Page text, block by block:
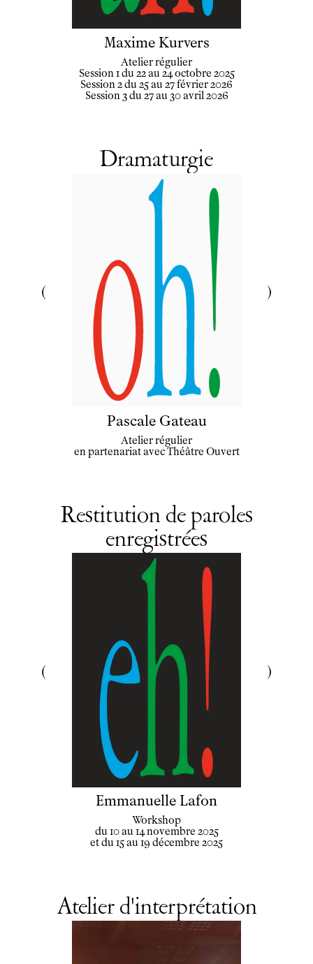
Maxime Kurvers
Atelier régulier
Session 1 du 22 au 24 octobre 2025
Session 2 du 25 au 27 février 2026
Session 3 du 27 au 30 avril 2026
Dramaturgie
Pascale Gateau
Atelier régulier
en partenariat avec Théâtre Ouvert
Restitution de paroles
enregistrées
Emmanuelle Lafon
Workshop
du 10 au 14 novembre 2025
et du 15 au 19 décembre 2025
Atelier d'interprétation